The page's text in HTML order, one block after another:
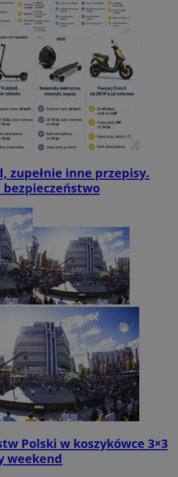
zupełnie inne przepisy.
bezpieczeństwo
Polski w koszykówce 3×3
weekend